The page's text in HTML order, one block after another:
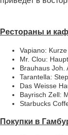
Рестораны и
Vapiano:
Mr. Clou:
Brauhaus Joh.
Tarantella:
Das Weisse
Bayrisch Zell:
Starbucks
Покупки в